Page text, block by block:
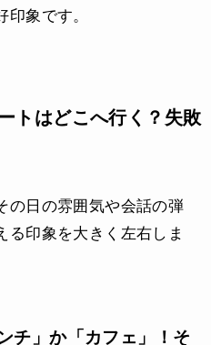
印象です。
トはどこへ行く？失敗
の日の雰囲気や会話の弾
る印象を大きく左右しま
チ」か「カフェ」！そ